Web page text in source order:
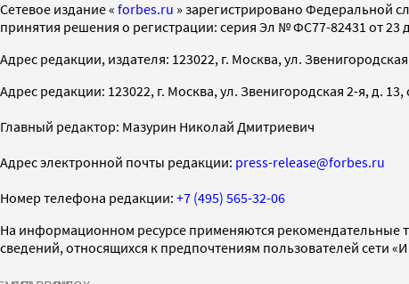
Cетевое издание « forbes.ru » зарегистрировано Федеральной
принятия решения о регистрации: серия Эл № ФС77-82431 от 23
Адрес редакции, издателя: 123022, г. Москва, ул. Звенигородская
Адрес редакции: 123022, г. Москва, ул. Звенигородская 2-я, д. 13,
Главный редактор: Мазурин Николай Дмитриевич
Адрес электронной почты редакции: press-release@forbes.ru
Номер телефона редакции: +7 (495) 565-32-06
На информационном ресурсе применяются рекомендательные
сведений, относящихся к предпочтениям пользователей сети